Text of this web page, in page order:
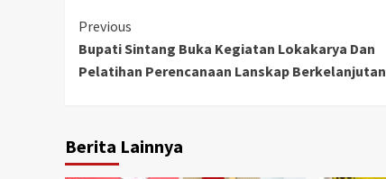
Continue
Reading
Previous
Bupati Sintang Buka Kegiatan Lokakarya Dan
Pelatihan Perencanaan Lanskap Berkelanjutan
Berita Lainnya